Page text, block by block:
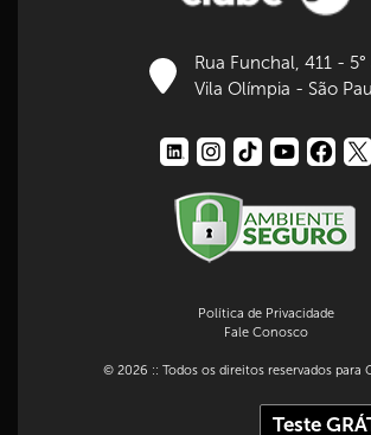
Rua Funchal, 411 -
Vila Olímpia - São
Política de Privacidade
Fale Conosco
© 2026 :: Todos os direitos reservados para
Teste